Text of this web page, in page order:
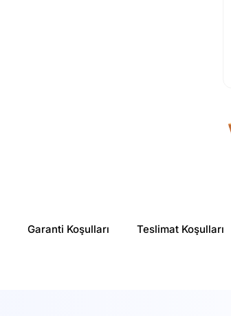
Garanti Koşulları Teslimat Koşulları